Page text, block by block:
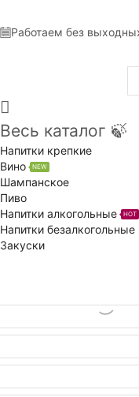
Работаем без
Весь каталог 🍃
Напитки крепкие
Вино
NEW
Шампанское
Пиво
Напитки алкогольные
HOT
Напитки безалкогольные
Закуски